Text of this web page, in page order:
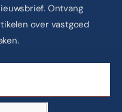
Ontvang
over vastgoed